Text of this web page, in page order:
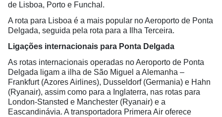
de Lisboa, Porto e Funchal.
A rota para Lisboa é a mais popular no Aeroporto de Ponta
Delgada, seguida pela rota para a Ilha Terceira.
Ligações internacionais para Ponta Delgada
As rotas internacionais operadas no Aeroporto de Ponta
Delgada ligam a ilha de São Miguel a Alemanha –
Frankfurt (Azores Airlines), Dusseldorf (Germania) e Hahn
(Ryanair), assim como para a Inglaterra, nas rotas para
London-Stansted e Manchester (Ryanair) e a
Eascandinávia. A transportadora Primera Air oferece